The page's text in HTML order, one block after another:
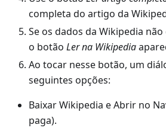
completa do artigo da
Se os dados da Wikipedia
o botão Ler na Wikipedia
Ao tocar nesse botão, um
seguintes opções:
Baixar Wikipedia e Abrir no
paga).